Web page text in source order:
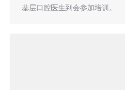
基层口腔医生到会参加培训。